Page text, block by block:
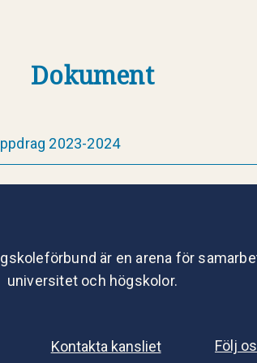
Dokument
2023-2024
är en arena för
universitet och högskolor.
Kontakta kansliet Följ